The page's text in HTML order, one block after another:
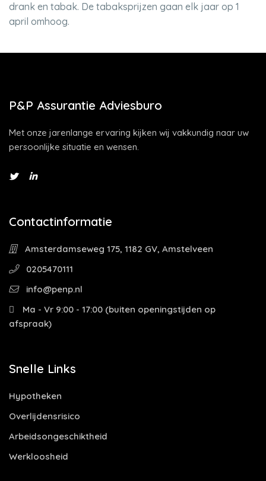
drank en tabak. De tabaksprijzen gaan elk jaar op 1
april omhoog.
P&P Assurantie Adviesburo
Met onze jarenlange ervaring kijken wij vakkundig naar uw
persoonlijke situatie en wensen.
Contactinformatie
Amsterdamseweg 175, 1182 GV, Amstelveen
0205470111
info@penp.nl
Ma - Vr 9:00 - 17:00 (buiten openingstijden op
afspraak)
Snelle Links
Hypotheken
Overlijdensrisico
Arbeidsongeschiktheid
Werkloosheid